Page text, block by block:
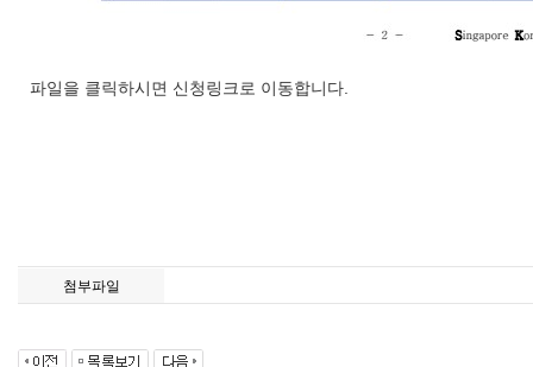
파일을 클릭하시면 신청링크로 이동합니다.
첨부파일